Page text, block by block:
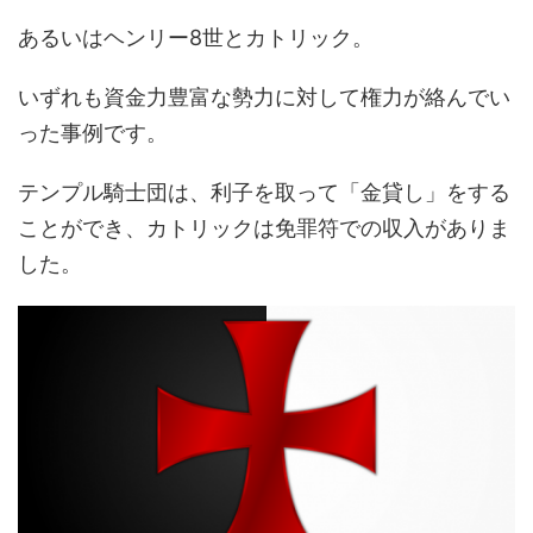
あるいはヘンリー8世とカトリック。
いずれも資金力豊富な勢力に対して権力が絡んでい
った事例です。
テンプル騎士団は、利子を取って「金貸し」をする
ことができ、カトリックは免罪符での収入がありま
した。